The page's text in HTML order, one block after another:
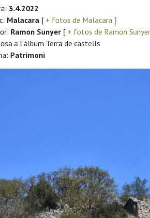
3.4.2022
Malacara [ + fotos de Malacara ]
Ramon Sunyer [ + fotos de Ramon
a l'àlbum Terra de castells
Patrimoni